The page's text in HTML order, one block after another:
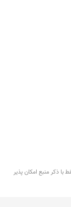
ذکر منبع امکان پذیر